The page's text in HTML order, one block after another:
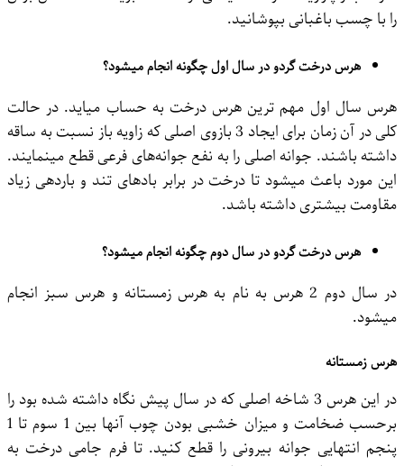
را با چسب باغبانی بپوشانید.
هرس درخت گردو در سال اول چگونه انجام میشود؟
هرس سال اول مهم ترین هرس درخت به حساب میاید. در حالت
کلی در آن زمان برای ایجاد 3 بازوی اصلی که زاویه باز نسبت به ساقه
داشته باشند. جوانه اصلی را به نفع جوانه‌های فرعی قطع مینمایند.
این مورد باعث میشود تا درخت در برابر بادهای تند و باردهی زیاد
مقاومت بیشتری داشته باشد.
هرس درخت گردو در سال دوم چگونه انجام میشود؟
در سال دوم 2 هرس به نام به هرس زمستانه و هرس سبز انجام
میشود.
هرس زمستانه
در این هرس 3 شاخه اصلی که در سال پیش نگاه داشته شده بود را
برحسب ضخامت و میزان خشبی بودن چوب آنها بین 1 سوم تا 1
پنجم انتهایی جوانه بیرونی را قطع کنید. تا فرم جامی درخت به